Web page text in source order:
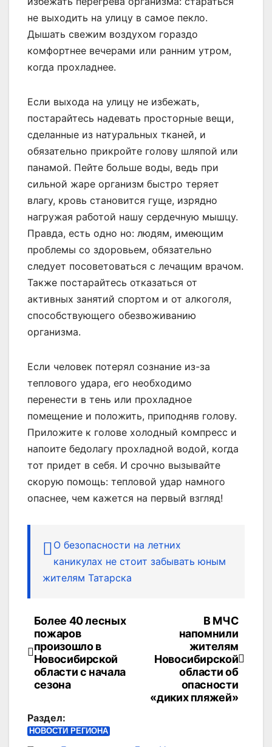
не выходить на улицу в самое пекло.
Дышать свежим воздухом гораздо
комфортнее вечерами или ранним утром,
когда прохладнее.
Если выхода на улицу не избежать,
постарайтесь надевать просторные вещи,
сделанные из натуральных тканей, и
обязательно прикройте голову шляпой или
панамой. Пейте больше воды, ведь при
сильной жаре организм быстро теряет
влагу, кровь становится гуще, изрядно
нагружая работой нашу сердечную мышцу.
Правда, есть одно но: людям, имеющим
проблемы со здоровьем, обязательно
следует посоветоваться с лечащим врачом.
Также постарайтесь отказаться от
активных занятий спортом и от алкоголя,
способствующего обезвоживанию
организма.
Если человек потерял сознание из-за
теплового удара, его необходимо
перенести в тень или прохладное
помещение и положить, приподняв голову.
Приложите к голове холодный компресс и
напоите бедолагу прохладной водой, когда
тот придет в себя. И срочно вызывайте
скорую помощь: тепловой удар намного
опаснее, чем кажется на первый взгляд!
О безопасности на летних
каникулах не стоит забывать юным
жителям Татарска
Навигация
по
записям
В МЧС
напомнили
жителям
Новосибирской
области об
опасности
«диких пляжей»
Более 40 лесных
пожаров
произошло в
Новосибирской
области с начала
сезона
Раздел:
НОВОСТИ РЕГИОНА